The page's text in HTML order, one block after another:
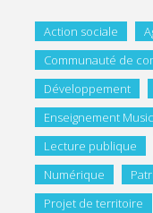
Action sociale
Communauté de
Développement
Enseignement
Lecture publique
Numérique
Projet de territoire